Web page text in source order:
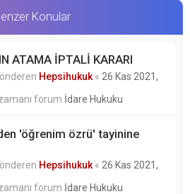
Konular
ATAMA İPTALİ KARARI
Hepsihukuk « 26 Kas 2021,
forum İdare Hukuku
'öğrenim özrü' tayinine
Hepsihukuk « 26 Kas 2021,
forum İdare Hukuku